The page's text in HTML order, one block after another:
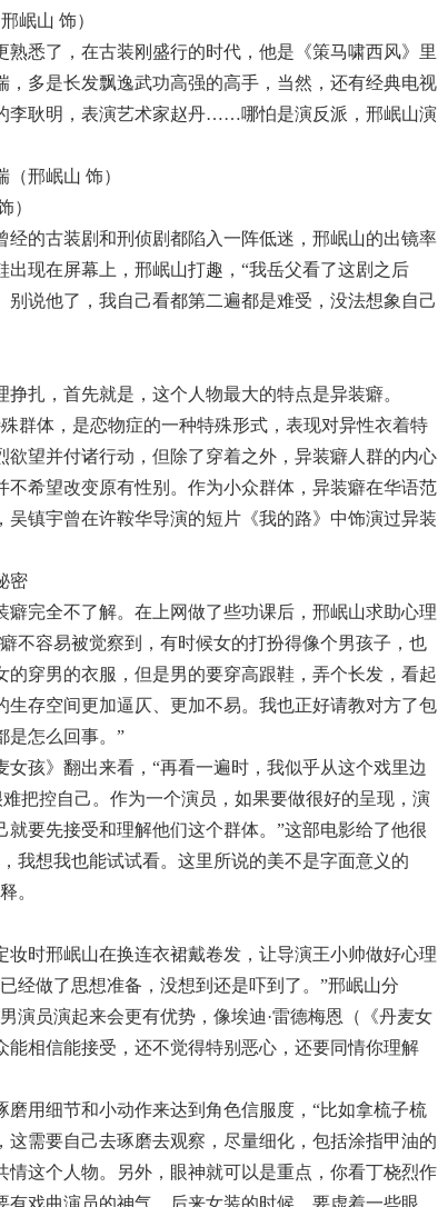
岷山 饰）
悉了，在古装刚盛行的时代，他是《策马啸西风》里
，多是长发飘逸武功高强的高手，当然，还有经典电视
李耿明，表演艺术家赵丹……哪怕是演反派，邢岷山演
邢岷山 饰）
）
的古装剧和刑侦剧都陷入一阵低迷，邢岷山的出镜率
现在屏幕上，邢岷山打趣，“我岳父看了这剧之后
说他了，我自己看都第二遍都是难受，没法想象自己
扎，首先就是，这个人物最大的特点是异装癖。
群体，是恋物症的一种特殊形式，表现对异性衣着特
欲望并付诸行动，但除了穿着之外，异装癖人群的内心
不希望改变原有性别。作为小众群体，异装癖在华语范
吴镇宇曾在许鞍华导演的短片《我的路》中饰演过异装
密
完全不了解。在上网做了些功课后，邢岷山求助心理
不容易被觉察到，有时候女的打扮得像个男孩子，也
穿男的衣服，但是男的要穿高跟鞋，弄个长发，看起
存空间更加逼仄、更加不易。我也正好请教对方了包
是怎么回事。”
孩》翻出来看，“再看一遍时，我似乎从这个戏里边
把控自己。作为一个演员，如果要做很好的呈现，演
要先接受和理解他们这个群体。”这部电影给了他很
我想我也能试试看。这里所说的美不是字面意义的
。
时邢岷山在换连衣裙戴卷发，让导演王小帅做好心理
经做了思想准备，没想到还是吓到了。”邢岷山分
演员演起来会更有优势，像埃迪·雷德梅恩（《丹麦女
相信能接受，还不觉得特别恶心，还要同情你理解
磨用细节和小动作来达到角色信服度，“比如拿梳子梳
需要自己去琢磨去观察，尽量细化，包括涂指甲油的
这个人物。另外，眼神就可以是重点，你看丁桡烈作
戏曲演员的神气，后来女装的时候，要虚着一些眼